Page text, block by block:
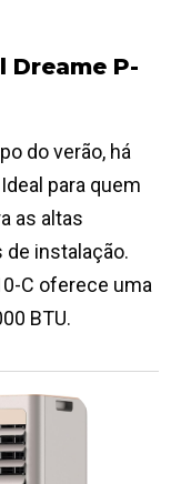
P-
do verão, há
para quem
as altas
instalação.
C oferece uma
BTU.